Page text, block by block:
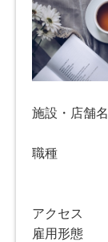
施設・店舗名
職種
アクセス
雇用形態